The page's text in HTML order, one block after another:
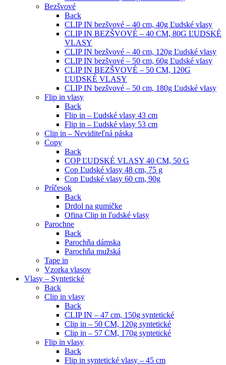
Bezšvové
Back
CLIP IN bezšvové – 40 cm, 40g Ľudské vlasy
CLIP IN BEZŠVOVÉ – 40 CM, 80G ĽUDSKÉ
VLASY
CLIP IN bezšvové – 40 cm, 120g Ľudské vlasy
CLIP IN bezšvové – 50 cm, 60g Ľudské vlasy
CLIP IN BEZŠVOVÉ – 50 CM, 120G
ĽUDSKÉ VLASY
CLIP IN bezšvové – 50 cm, 180g Ľudské vlasy
Flip in vlasy
Back
Flip in – Ľudské vlasy 43 cm
Flip in – Ľudské vlasy 53 cm
Clip in – Neviditeľná páska
Copy
Back
COP ĽUDSKÉ VLASY 40 CM, 50 G
Cop Ľudské vlasy 48 cm, 75 g
Cop Ľudské vlasy 60 cm, 90g
Príčesok
Back
Drdol na gumičke
Ofina Clip in ľudské vlasy
Parochne
Back
Parochňa dámska
Parochňa mužská
Tape in
Vzorka vlasov
Vlasy – Syntetické
Back
Clip in vlasy
Back
CLIP IN – 47 cm, 150g syntetické
Clip in – 50 CM, 120g syntetické
Clip in – 57 CM, 170g syntetické
Flip in vlasy
Back
Flip in syntetické vlasy – 45 cm